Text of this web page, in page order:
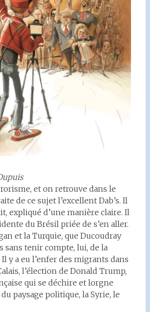
et on retrouve dans le
de ce sujet l’excellent Dab’s. Il
expliqué d’une manière claire. Il
du Brésil priée de s’en aller.
et la Turquie, que Ducoudray
sans tenir compte, lui, de la
y a eu l’enfer des migrants dans
l’élection de Donald Trump,
qui se déchire et lorgne
paysage politique, la Syrie, le